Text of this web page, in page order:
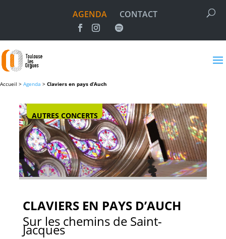
AGENDA CONTACT
Accueil > Agenda > Claviers en pays d’Auch
AUTRES CONCERTS
CLAVIERS EN PAYS D’AUCH
Sur les chemins de Saint-
Jacques